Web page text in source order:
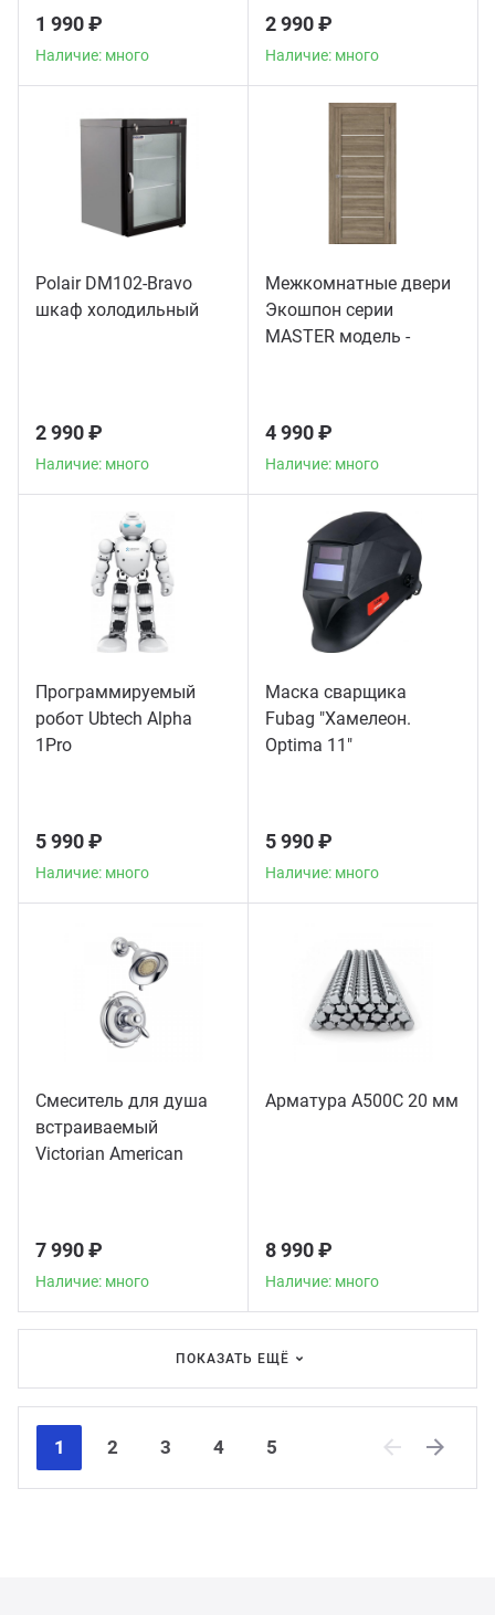
1 990 ₽
Наличие: много
2 990 ₽
Наличие: много
Polair DM102-Bravo
шкаф холодильный
2 990 ₽
Наличие: много
Межкомнатные двери
Экошпон серии
MASTER модель -
4 990 ₽
Наличие: много
Программируемый
робот Ubtech Alpha
1Pro
5 990 ₽
Наличие: много
Маска сварщика
Fubag "Хамелеон.
Optima 11"
5 990 ₽
Наличие: много
Смеситель для душа
встраиваемый
Victorian American
7 990 ₽
Наличие: много
Арматура А500С 20 мм
8 990 ₽
Наличие: много
ПОКАЗАТЬ ЕЩЁ
1 2 3 4
5